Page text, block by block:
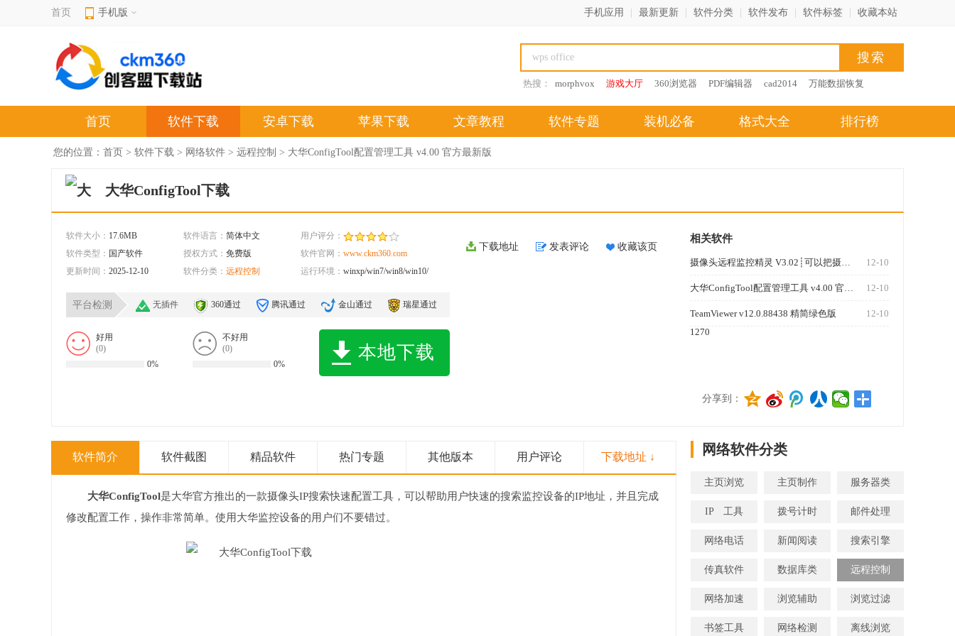
首页 手机版 手机应用 最新更新 软件分类 软件发布 软件标签 收藏本站
热搜： morphvox 游戏大厅 360浏览器 PDF编辑器 cad2014 万能数据恢复
首页 软件下载 安卓下载 苹果下载 文章教程 软件专题 装机必备 格式大全 排行榜
您的位置： 首页 > 软件下载 > 网络软件 > 远程控制 > 大华ConfigTool配置管理工具 v4.00 官方最新版
大华ConfigTool下载
软件大小： 17.6MB 软件语言： 简体中文
用户评分：
软件类型： 国产软件 授权方式： 免费版 软件官网： www.ckm360.com
更新时间： 2025-12-10 软件分类： 远程控制 运行环境： winxp/win7/win8/win10/
平台检测 无插件 360通过 腾讯通过 金山通过 瑞星通过
好用
(0)
0%
不好用
(0)
0%
本地下载
下载地址 发表评论 收藏该页
相关软件
12-10
摄像头远程监控精灵 V3.02┊可以把摄像头变成远程摄像头┊简体中文绿色免费版
12-10
大华ConfigTool配置管理工具 v4.00 官方最新版
12-10
TeamViewer v12.0.88438 精简绿色版
1270
分享到：
软件简介 软件截图 精品软件 热门专题 其他版本 用户评论 下载地址 ↓
大华ConfigTool是大华官方推出的一款摄像头IP搜索快速配置工具，可以帮助用户快速的搜索监控设备的IP地址，并且完成
修改配置工作，操作非常简单。使用大华监控设备的用户们不要错过。
网络软件分类
主页浏览 主页制作 服务器类
IP 工具 拨号计时 邮件处理
网络电话 新闻阅读 搜索引擎
传真软件 数据库类 远程控制
网络加速 浏览辅助 浏览过滤
书签工具 网络检测 离线浏览